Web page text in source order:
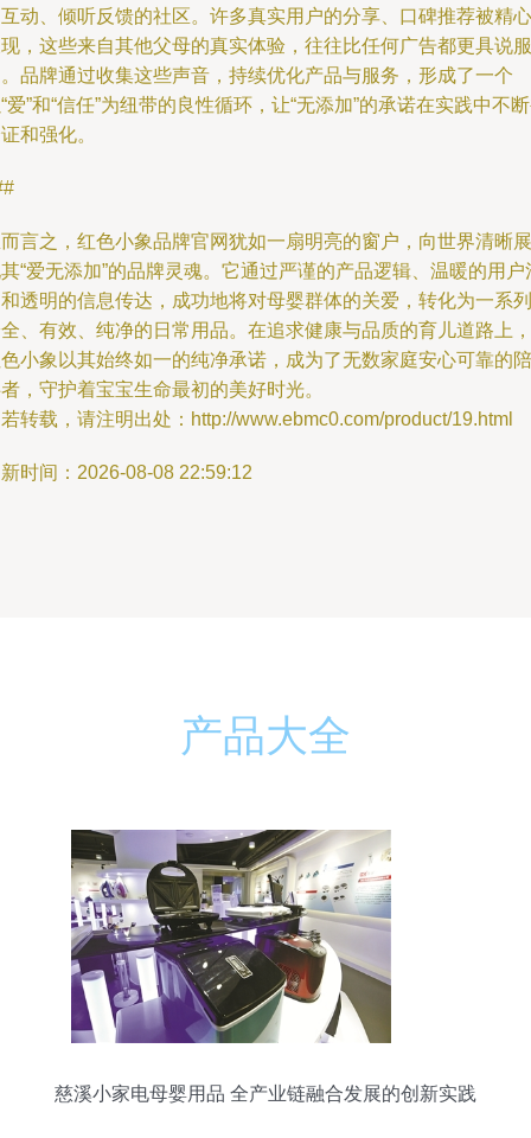
动、倾听反馈的社区。许多真实用户的分享、口碑推荐被精心
，这些来自其他父母的真实体验，往往比任何广告都更具说服
品牌通过收集这些声音，持续优化产品与服务，形成了一个
爱”和“信任”为纽带的良性循环，让“无添加”的承诺在实践中不
和强化。
言之，红色小象品牌官网犹如一扇明亮的窗户，向世界清晰展
“爱无添加”的品牌灵魂。它通过严谨的产品逻辑、温暖的用户
透明的信息传达，成功地将对母婴群体的关爱，转化为一系列
、有效、纯净的日常用品。在追求健康与品质的育儿道路上，
小象以其始终如一的纯净承诺，成为了无数家庭安心可靠的陪
，守护着宝宝生命最初的美好时光。
转载，请注明出处：http://www.ebmc0.com/product/19.html
时间：2026-08-08 22:59:12
产品大全
慈溪小家电母婴用品 全产业链融合发展的创新实践